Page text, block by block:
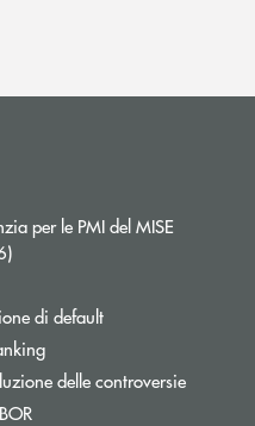
per le PMI del MISE
Apre una nuova finestra
di default
Apre una nuova finestra
delle controversie